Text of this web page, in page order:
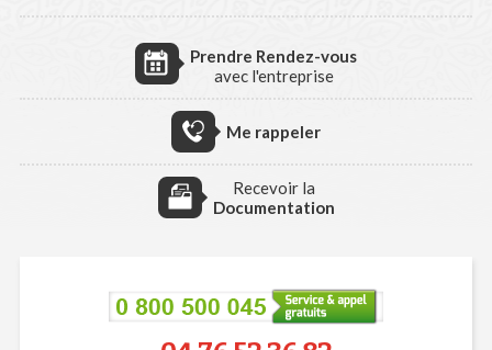
Prendre Rendez-vous
avec l'entreprise
Me rappeler
Recevoir la
Documentation